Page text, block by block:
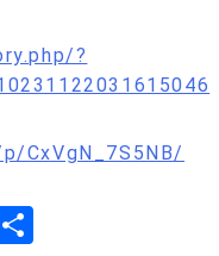
?
CxVgN_7S5NB/